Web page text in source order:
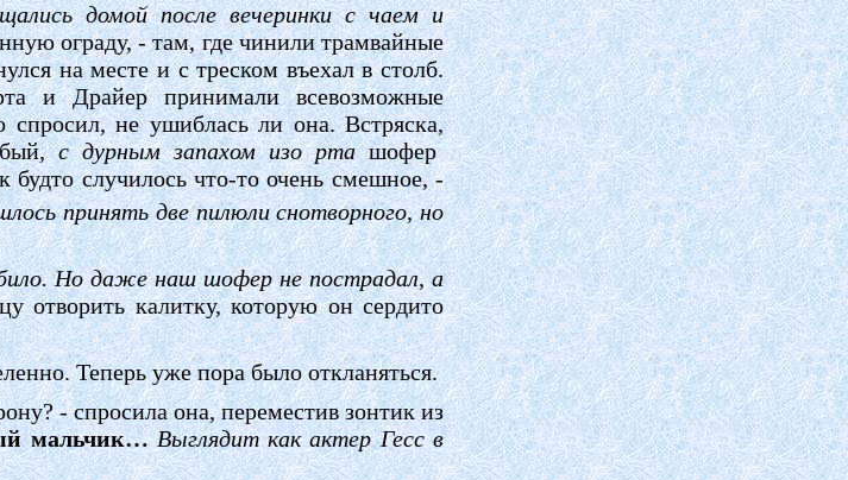
домой после вечеринки с чаем и
ограду, - там, где чинили трамвайные
на месте и с треском въехал в столб.
и Драйер принимали всевозможные
спросил, не ушиблась ли она. Встряска,
, с дурным запахом изо рташофер
случилось что-то очень смешное, -
принять две пилюли снотворного, но
Но даже наш шофер не пострадал, а
отворить калитку, которую он сердито
Теперь уже пора было откланяться.
- спросила она, переместив зонтик из
мальчик… Выглядит как актер Гесс в